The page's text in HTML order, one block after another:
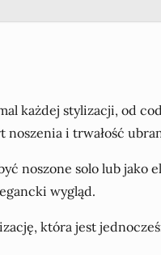
każdej stylizacji, od
noszenia i trwałość
noszone solo lub jako
wygląd.
która jest